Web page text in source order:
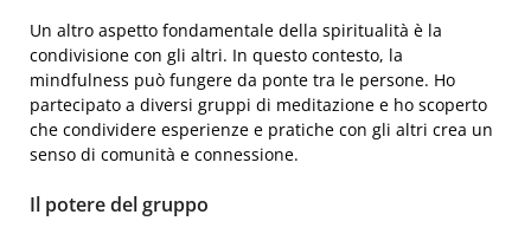
Un altro aspetto fondamentale della spiritualità è la
condivisione con gli altri. In questo contesto, la
mindfulness può fungere da ponte tra le persone. Ho
partecipato a diversi gruppi di meditazione e ho scoperto
che condividere esperienze e pratiche con gli altri crea un
senso di comunità e connessione.
Il potere del gruppo